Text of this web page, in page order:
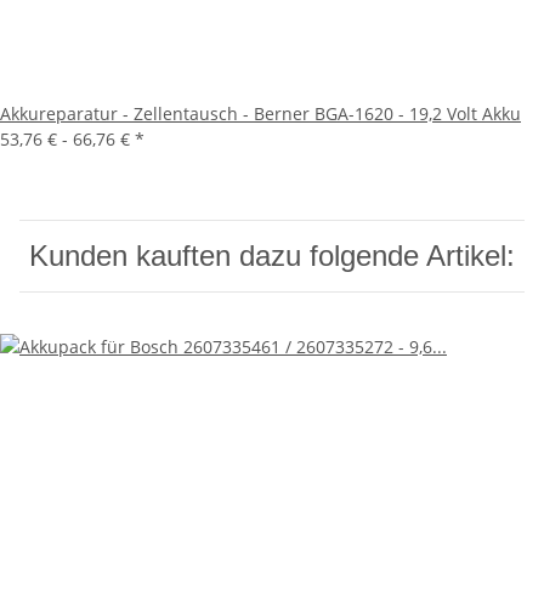
Akkureparatur - Zellentausch - Berner BGA-1620 - 19,2 Volt Akku
53,76 € - 66,76 € *
Kunden kauften dazu folgende Artikel: